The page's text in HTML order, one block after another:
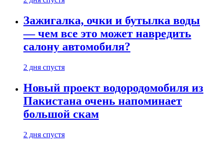
Зажигалка, очки и бутылка воды
— чем все это может навредить
салону автомобиля?
2 дня спустя
Новый проект водородомобиля из
Пакистана очень напоминает
большой скам
2 дня спустя